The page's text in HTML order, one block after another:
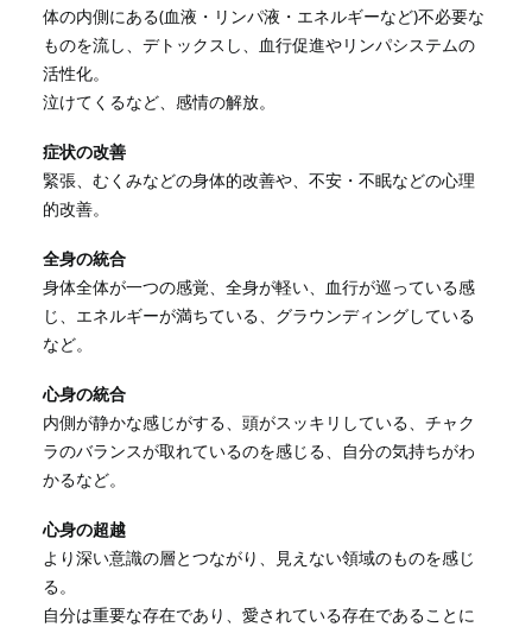
体の内側にある(血液・リンパ液・エネルギーなど)不必要な
ものを流し、デトックスし、血行促進やリンパシステムの
活性化。
泣けてくるなど、感情の解放。
症状の改善
緊張、むくみなどの身体的改善や、不安・不眠などの心理
的改善。
全身の統合
身体全体が一つの感覚、全身が軽い、血行が巡っている感
じ、エネルギーが満ちている、グラウンディングしている
など。
心身の統合
内側が静かな感じがする、頭がスッキリしている、チャク
ラのバランスが取れているのを感じる、自分の気持ちがわ
かるなど。
心身の超越
より深い意識の層とつながり、見えない領域のものを感じ
る。
自分は重要な存在であり、愛されている存在であることに